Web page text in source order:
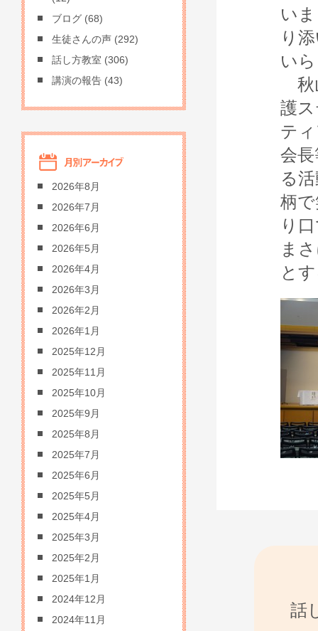
い
り
い
秋
護
テ
会
る
柄
り
ま
と
話
ブログ (68)
生徒さんの声 (292)
話し方教室 (306)
講演の報告 (43)
2026年8月
2026年7月
2026年6月
2026年5月
2026年4月
2026年3月
2026年2月
2026年1月
2025年12月
2025年11月
2025年10月
2025年9月
2025年8月
2025年7月
2025年6月
2025年5月
2025年4月
2025年3月
2025年2月
2025年1月
2024年12月
2024年11月